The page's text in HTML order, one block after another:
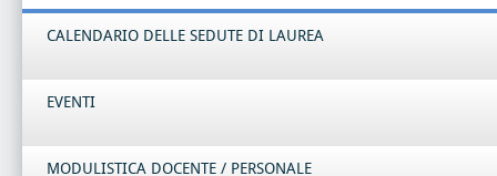
CALENDARIO DELLE SEDUTE DI LAUREA
EVENTI
MODULISTICA DOCENTE / PERSONALE